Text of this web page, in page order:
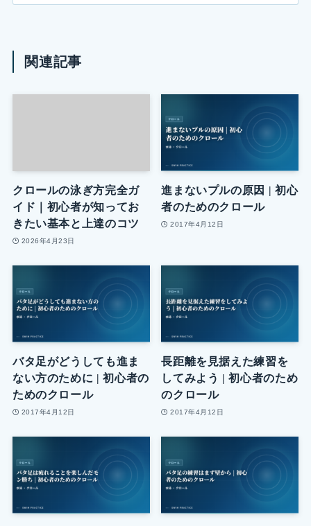
関連記事
クロールの泳ぎ方完全ガ
イド｜初心者が知ってお
きたい基本と上達のコツ
2026年4月23日
進まないプルの原因 | 初心
者のためのクロール
2017年4月12日
バタ足がどうしても進ま
ない方のために | 初心者の
ためのクロール
2017年4月12日
長距離を見据えた練習を
してみよう | 初心者のため
のクロール
2017年4月12日